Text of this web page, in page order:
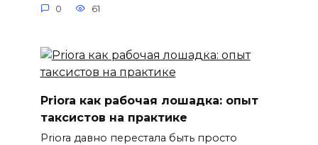
0 61
Priora как рабочая лошадка: опыт
таксистов на практике
Priora давно перестала быть просто